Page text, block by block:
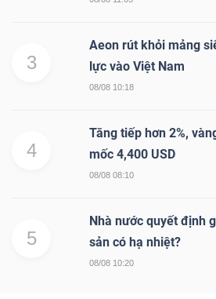
3
Aeon rút khỏi mảng
lực vào Việt Nam
08/08 10:18
4
Tăng tiếp hơn 2%,
mốc 4,400 USD
08/08 08:10
5
Nhà nước quyết định
sản có hạ nhiệt?
08/08 10:20